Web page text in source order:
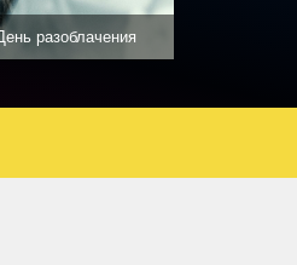
разоблачения